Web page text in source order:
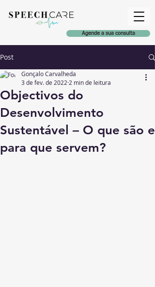
Agende a sua consulta
Post
Objectivos do
Desenvolvimento
Sustentável – O que são e
para que servem?
Gonçalo Carvalheda
3 de fev. de 2022 2 min de leitura